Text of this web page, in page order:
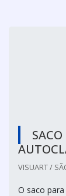
VISUART /
O saco